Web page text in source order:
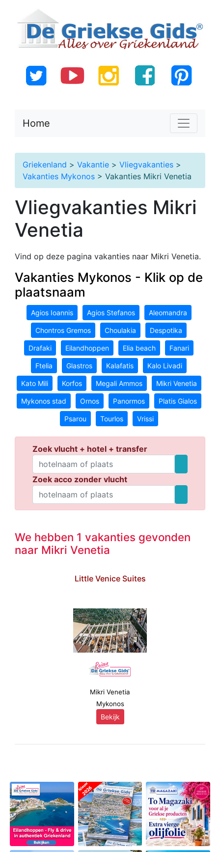
Home
Griekenland > Vakantie > Vliegvakanties >
Vakanties Mykonos > Vakanties Mikri Venetia
Vliegvakanties Mikri
Venetia
Vind op deze pagina vakanties naar Mikri Venetia.
Vakanties Mykonos - Klik op de
plaatsnaam
Agios Ioannis Agios Stefanos Aleomandra
Chontros Gremos Choulakia Despotika
Drafaki Eilandhoppen Elia beach Fanari
Ftelia Glastros Kalafatis Kalo Livadi
Kato Mili Korfos Megali Ammos Mikri Venetia
Mykonos stad Ornos Panormos Platis Gialos
Psarou Tourlos Vrissi
Zoek vlucht + hotel + transfer
Zoek acco zonder vlucht
We hebben 1 vakanties gevonden
naar Mikri Venetia
Little Venice Suites
Mikri Venetia
Mykonos
Bekijk